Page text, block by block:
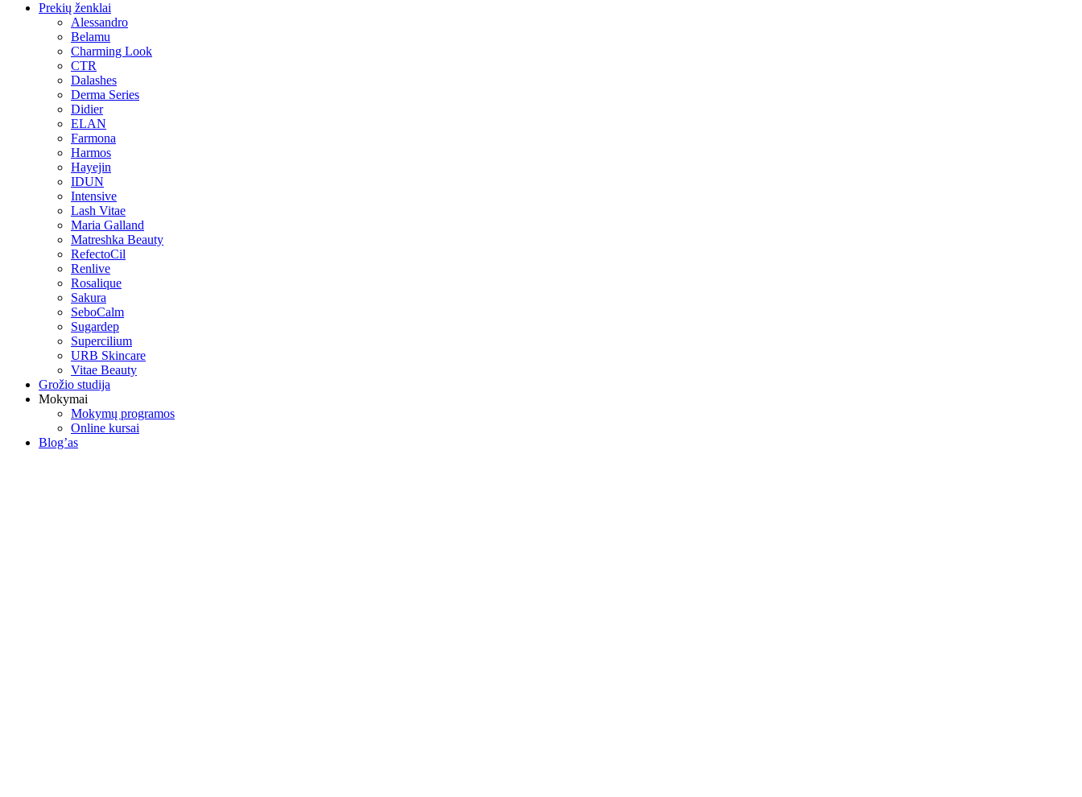
Prekių ženklai
Alessandro
Belamu
Charming Look
CTR
Dalashes
Derma Series
Didier
ELAN
Farmona
Harmos
Hayejin
IDUN
Intensive
Lash Vitae
Maria Galland
Matreshka Beauty
RefectoCil
Renlive
Rosalique
Sakura
SeboCalm
Sugardep
Supercilium
URB Skincare
Vitae Beauty
Grožio studija
Mokymai
Mokymų programos
Online kursai
Blog’as